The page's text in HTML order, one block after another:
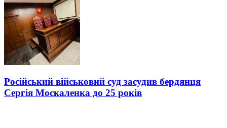
Російський військовий суд засудив бердянця
Сергія Москаленка до 25 років